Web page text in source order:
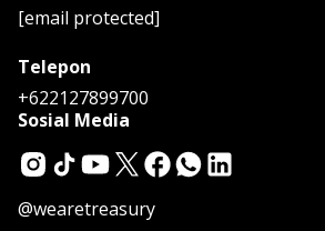
[email protected]
Telepon
+622127899700
Sosial Media
@wearetreasury